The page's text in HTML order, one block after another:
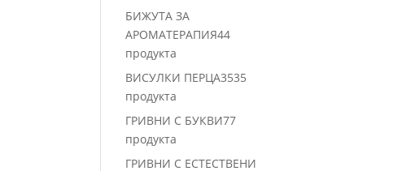
БИЖУТА ЗА
АРОМАТЕРАПИЯ44
продукта
ВИСУЛКИ ПЕРЦА3535
продукта
ГРИВНИ С БУКВИ77
продукта
ГРИВНИ С ЕСТЕСТВЕНИ